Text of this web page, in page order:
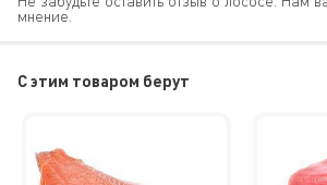
мнение.
C этим товаром берут